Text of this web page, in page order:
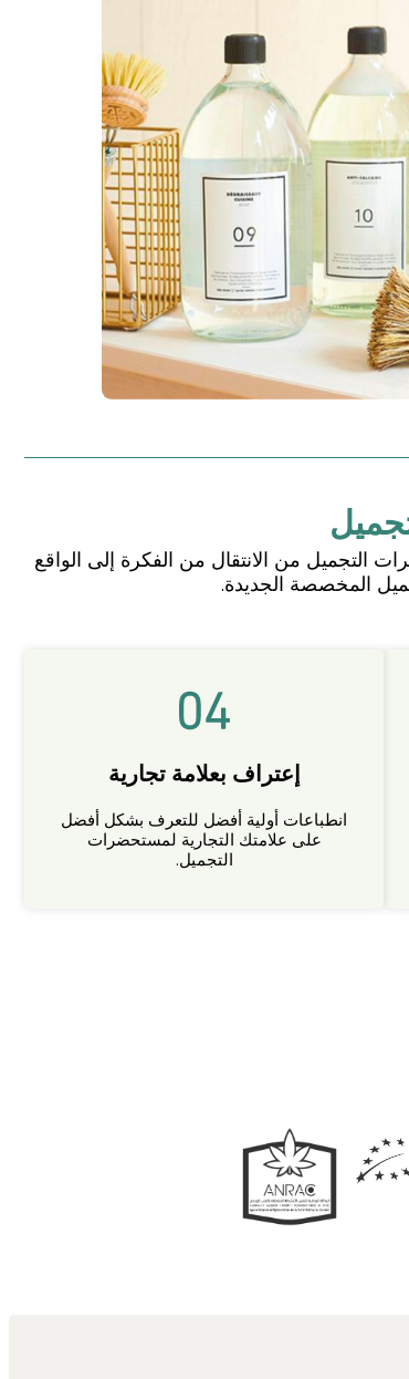
التجميل من الانتقال من الفكرة إلى الواقع
المخصصة الجديدة.
إعتراف بعلامة تجارية
انطباعات أولية أفضل للتعرف بشكل أفضل
على علامتك التجارية لمستحضرات
التجميل.